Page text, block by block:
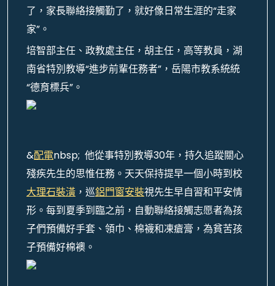
了，家長聯絡接觸勤了，就好像日常生涯的“走家
家”。
培智部主任、政教處主任，胡主任，高等教員，湖
南省特別教導“進步前輩任務者”，岳陽市教系統統
“德育標兵”。
&配電nbsp; 他從事特別教導30年，持久追蹤關心
殘疾先生的思惟任務。天天保持提早一個小時到校
大理石裝潢 ，巡鋁門窗安裝視先生早自習和平安情
形。每到夏季到臨之前，自動聯絡接觸志愿者為孩
子們預備好手套、領巾、棉襪和凍瘡膏，為貧苦孩
子預備好棉襖。